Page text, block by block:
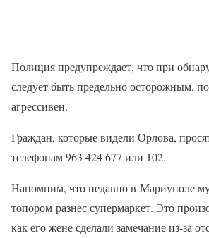
Полиция предупреждает, что при
следует быть предельно осторожным,
агрессивен.
Граждан, которые видели Орлова,
телефонам 963 424 677 или 102.
Напомним, что недавно в Мариуполе
топором разнес супермаркет. Это
как его жене сделали замечание из-за